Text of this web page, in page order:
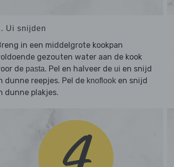
Ui snijden
in een middelgrote kookpan
gezouten water aan de kook
de pasta. Pel en halveer de ui en snijd
dunne reepjes. Pel de knoflook en snijd
dunne plakjes.